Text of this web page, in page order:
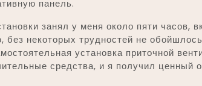
панель.
занял у меня около пяти часов,
без некоторых трудностей не
установка приточной
средства, и я получил ценный